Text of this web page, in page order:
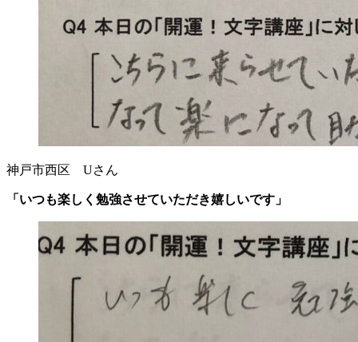
神戸市西区 Uさん
「いつも楽しく勉強させていただき嬉しいです」